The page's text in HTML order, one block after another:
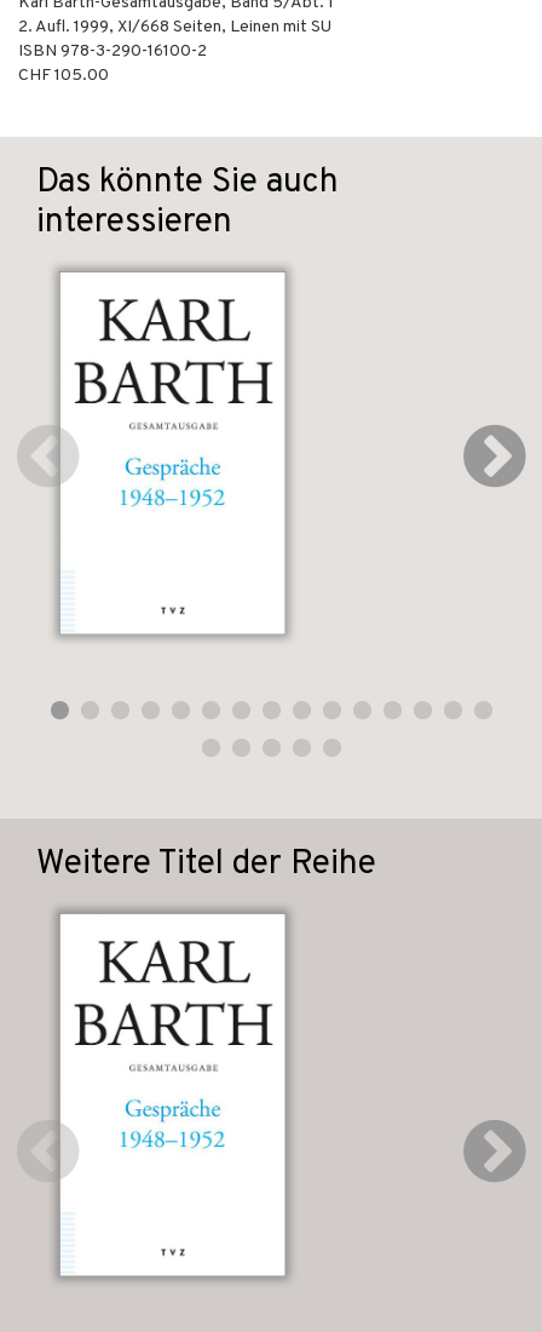
2. Aufl. 1999, XI/668 Seiten, Leinen mit SU
ISBN 978-3-290-16100-2
CHF 105.00
Das könnte Sie auch
interessieren
Weitere Titel der Reihe